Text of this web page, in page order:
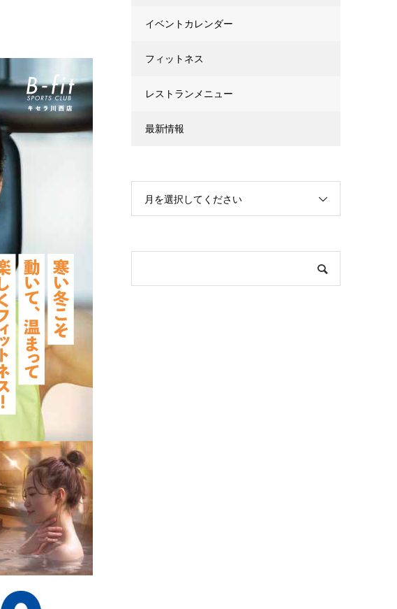
イベントカレンダー
フィットネス
レストランメニュー
最新情報
月を選択してください